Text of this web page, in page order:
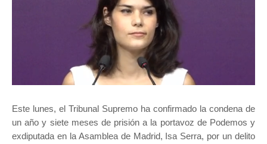
Este lunes, el Tribunal Supremo ha confirmado la condena de
un año y siete meses de prisión a la portavoz de Podemos y
exdiputada en la Asamblea de Madrid, Isa Serra, por un delito